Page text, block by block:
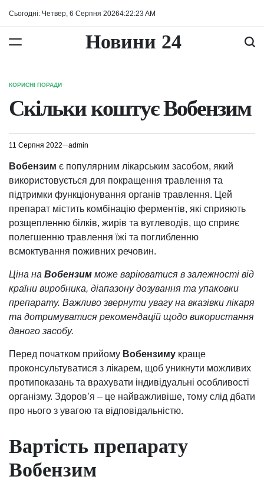
Сьогодні: Четвер, 6 Серпня 20264:22:24 AM
Новини 24
ОПУБЛІКУВАТИ
КОРИСНІ ПОРАДИ
Скільки коштує Вобензим
11 Серпня 2022 admin
Вобензим є популярним лікарським засобом, який
використовується для покращення травлення та
підтримки функціонування органів травлення. Цей
препарат містить комбінацію ферментів, які сприяють
розщепленню білків, жирів та вуглеводів, що сприяє
полегшенню травлення їжі та поглибленню
всмоктування поживних речовин.
Ціна на Вобензим може варіюватися в залежності від
країни виробника, діапазону дозування та упаковки
препарату. Важливо звернути увагу на вказівки лікаря
та дотримуватися рекомендацій щодо використання
даного засобу.
Перед початком прийому Вобензиму краще
проконсультуватися з лікарем, щоб уникнути можливих
протипоказань та врахувати індивідуальні особливості
організму. Здоров’я – це найважливіше, тому слід дбати
про нього з увагою та відповідальністю.
Вартість препарату
Вобензим